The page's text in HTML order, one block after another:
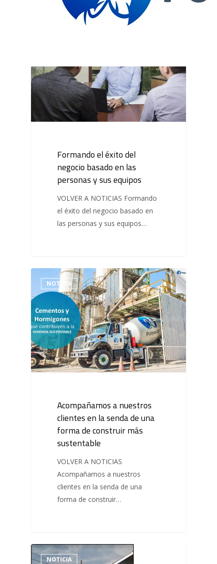
Formando el éxito del
negocio basado en las
personas y sus equipos
VOLVER A NOTICIAS Formando
el éxito del negocio basado en
las personas y sus equipos…
NOTICIA
Acompañamos a nuestros
clientes en la senda de una
forma de construir más
sustentable
VOLVER A NOTICIAS
Acompañamos a nuestros
clientes en la senda de una
forma de construir…
NOTICIA